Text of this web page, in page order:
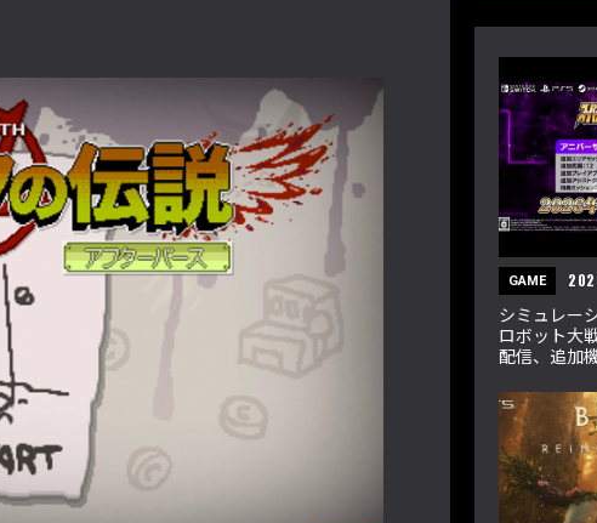
GAME
シミュレー
ロボット大
配信、追加